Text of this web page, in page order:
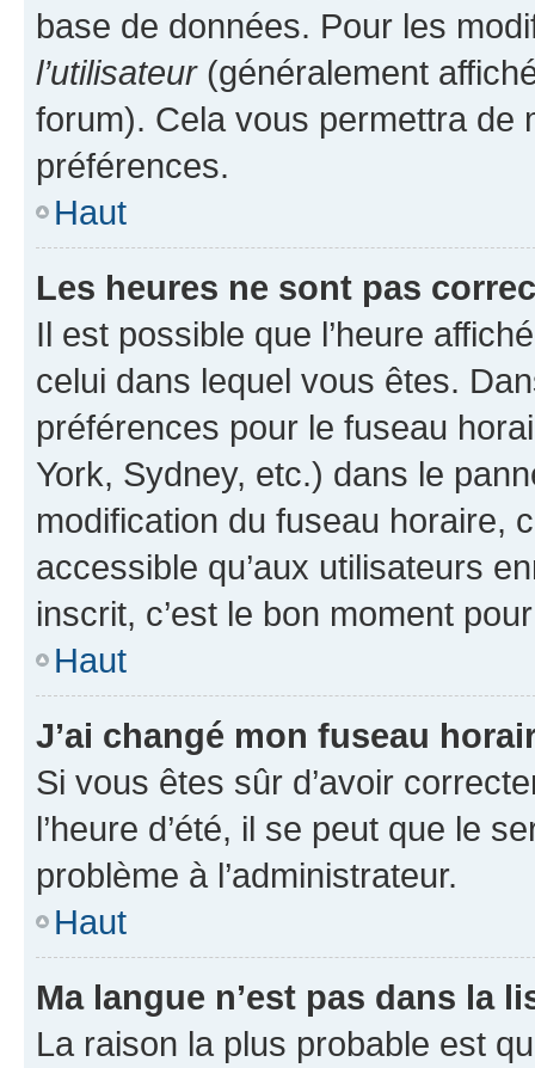
base de données. Pour les
l’utilisateur(généralement
forum). Cela vous permettra de
préférences.
Haut
Les heures ne sont pas
Il est possible que l’heure
celui dans lequel vous êtes.
préférences pour le fuseau
York, Sydney, etc.) dans le
modification du fuseau horaire,
accessible qu’aux utilisateurs
inscrit, c’est le bon moment
Haut
J’ai changé mon fuseau
Si vous êtes sûr d’avoir
l’heure d’été, il se peut que le
problème à l’administrateur.
Haut
Ma langue n’est pas dans la
La raison la plus probable est